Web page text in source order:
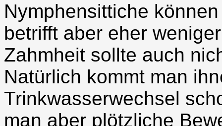
Nymphensittiche
betrifft aber eher
Zahmheit sollte auch
Natürlich kommt man
Trinkwasserwechsel
man aber plötzliche